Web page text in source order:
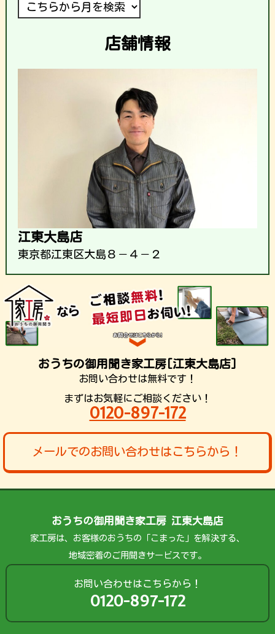
店舗情報
江東大島店
東京都江東区大島８－４－２
おうちの御用聞き家工房[江東大島店]
お問い合わせは無料です！
まずはお気軽にご相談ください！
0120-897-172
メールでのお問い合わせはこちらから！
おうちの御用聞き家工房 江東大島店
家工房は、お客様のおうちの「こまった」を解決する、
地域密着のご用聞きサービスです。
お問い合わせはこちらから！
0120-897-172